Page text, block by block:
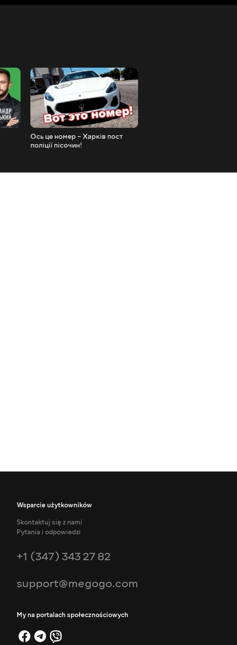
Ось це номер – Харків пост
поліції пісочин!
Wsparcie użytkowników
Skontaktuj się z nami
Pytania i odpowiedzi
+1 (347) 343 27 82
support@megogo.com
My na portalach społecznościowych